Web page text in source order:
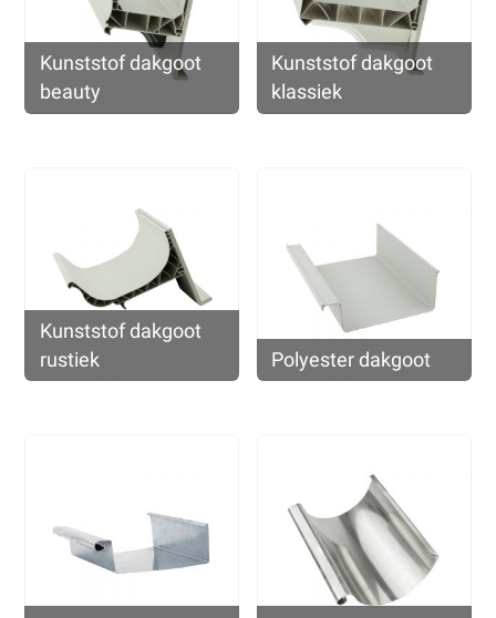
Kunststof dakgoot
beauty
Kunststof dakgoot
klassiek
Kunststof dakgoot
rustiek
Polyester dakgoot